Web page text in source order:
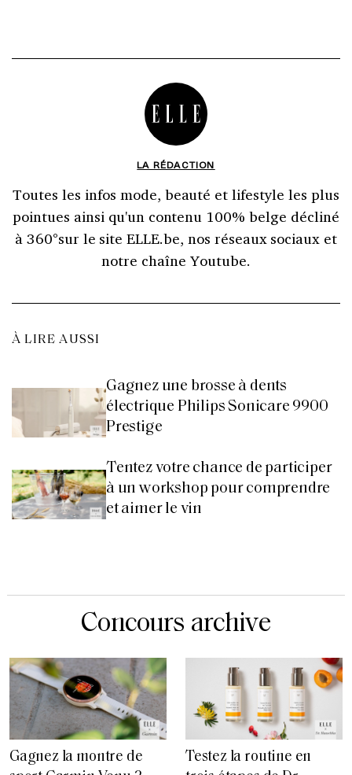
LA RÉDACTION
Toutes les infos mode, beauté et lifestyle les plus
pointues ainsi qu'un contenu 100% belge décliné
à 360°sur le site ELLE.be, nos réseaux sociaux et
notre chaîne Youtube.
À LIRE AUSSI
Gagnez une brosse à dents
électrique Philips Sonicare 9900
Prestige
Tentez votre chance de participer
à un workshop pour comprendre
et aimer le vin
Concours archive
Gagnez la montre de
Testez la routine en